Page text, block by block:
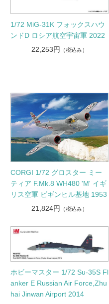
1/72 MiG-31K フォックスハウ
ンドD ロシア航空宇宙軍 2022
22,253円
（税込み）
CORGI 1/72 グロスター ミー
ティア F.Mk.8 WH480 'M' イギ
リス空軍 ビギンヒル基地 1953
21,824円 （税込み）
ホビーマスター 1/72 Su-35S Fl
anker E Russian Air Force,Zhu
hai Jinwan Airport 2014